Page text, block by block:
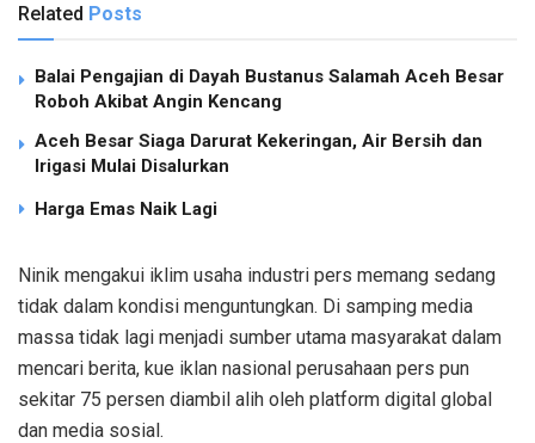
Related Posts
Balai Pengajian di Dayah Bustanus Salamah Aceh Besar
Roboh Akibat Angin Kencang
Aceh Besar Siaga Darurat Kekeringan, Air Bersih dan
Irigasi Mulai Disalurkan
Harga Emas Naik Lagi
Ninik mengakui iklim usaha industri pers memang sedang
tidak dalam kondisi menguntungkan. Di samping media
massa tidak lagi menjadi sumber utama masyarakat dalam
mencari berita, kue iklan nasional perusahaan pers pun
sekitar 75 persen diambil alih oleh platform digital global
dan media sosial.